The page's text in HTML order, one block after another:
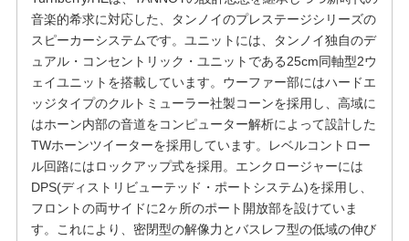
音楽的希求に対応した、タンノイのプレステージシリーズの
スピーカーシステムです。ユニットには、タンノイ独自のデ
ュアル・コンセントリック・ユニットである25cm同軸型2ウ
ェイユニットを搭載しています。ウーファー部にはハードエ
ッジタイプのクルトミューラー社製コーンを採用し、高域に
はホーン内部の音道をコンピューター解析によって設計した
TWホーンツイーターを採用しています。レベルコントロー
ル回路にはロックアップ式を採用。エンクロージャーには
DPS(ディストリビューテッド・ポートシステム)を採用し、
フロントの両サイドに2ヶ所のポート開放部を設けていま
す。これにより、密閉型の解像力とバスレフ型の低域の伸び